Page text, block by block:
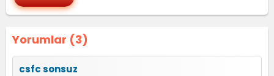
Yorumlar (3)
csfc sonsuz